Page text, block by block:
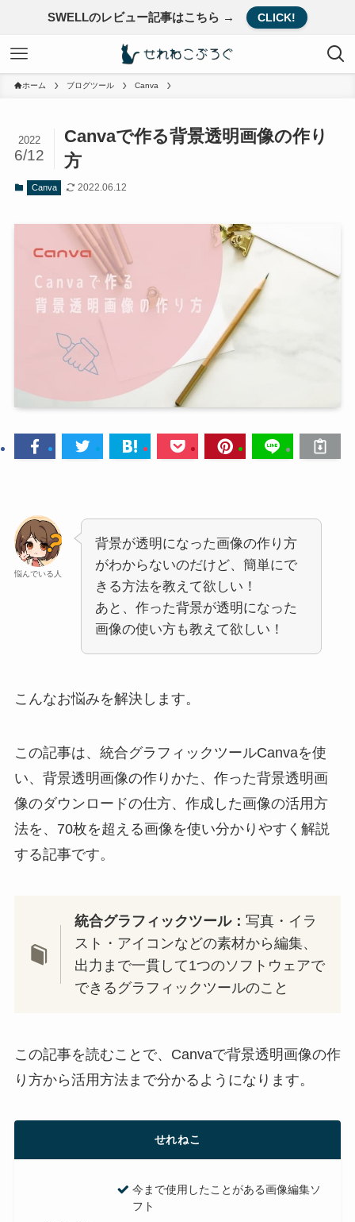
SWELLのレビュー記事はこちら → CLICK!
ホーム ブログツール Canva
Canvaで作る背景透明画像の作り
方
2022
6/12
Canva 2022.06.12
悩んでいる人
背景が透明になった画像の作り方
がわからないのだけど、簡単にで
きる方法を教えて欲しい！
あと、作った背景が透明になった
画像の使い方も教えて欲しい！
こんなお悩みを解決します。
この記事は、統合グラフィックツールCanvaを使
い、背景透明画像の作りかた、作った背景透明画
像のダウンロードの仕方、作成した画像の活用方
法を、70枚を超える画像を使い分かりやすく解説
する記事です。
統合グラフィックツール：写真・イラ
スト・アイコンなどの素材から編集、
出力まで一貫して1つのソフトウェアで
できるグラフィックツールのこと
この記事を読むことで、Canvaで背景透明画像の作
り方から活用方法まで分かるようになります。
せれねこ
今まで使用したことがある画像編集ソ
フト